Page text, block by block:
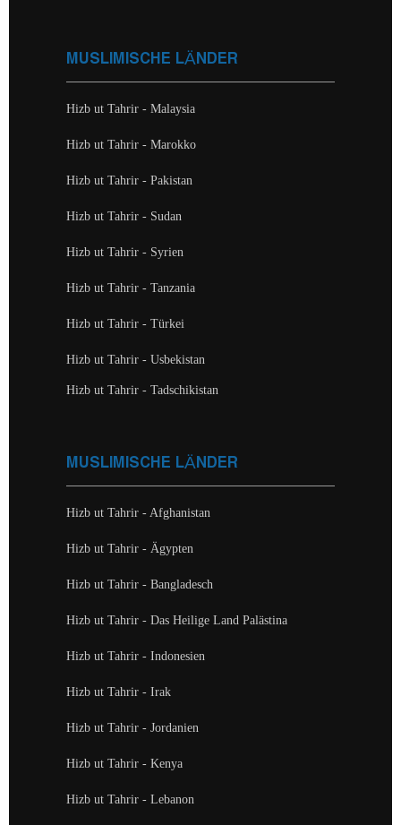
MUSLIMISCHE LÄNDER
Hizb ut Tahrir - Malaysia
Hizb ut Tahrir - Marokko
Hizb ut Tahrir - Pakistan
Hizb ut Tahrir - Sudan
Hizb ut Tahrir - Syrien
Hizb ut Tahrir - Tanzania
Hizb ut Tahrir - Türkei
Hizb ut Tahrir - Usbekistan
Hizb ut Tahrir - Tadschikistan
MUSLIMISCHE LÄNDER
Hizb ut Tahrir - Afghanistan
Hizb ut Tahrir - Ägypten
Hizb ut Tahrir - Bangladesch
Hizb ut Tahrir - Das Heilige Land Palästina
Hizb ut Tahrir - Indonesien
Hizb ut Tahrir - Irak
Hizb ut Tahrir - Jordanien
Hizb ut Tahrir - Kenya
Hizb ut Tahrir - Lebanon